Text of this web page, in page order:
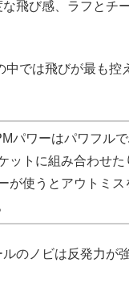
飛び感、ラフとチ
中では飛びが最も控
パワーはパワフル
ットに組み合わせた
が使うとアウトミス
のノビは反発力が